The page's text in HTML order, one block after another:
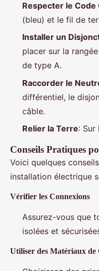
Respecter le Code
(bleu) et le fil de
Installer un
placer sur la
de type A.
Raccorder le
différentiel, le
câble.
Relier la Terre: Sur
Conseils Pratiques
Voici quelques
installation électrique
Vérifier les Connexions
Assurez-vous que
isolées et
Utiliser des Matériaux de